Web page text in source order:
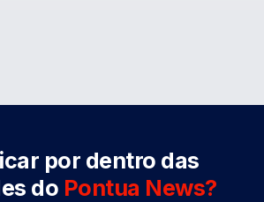
por dentro das
do Pontua News?